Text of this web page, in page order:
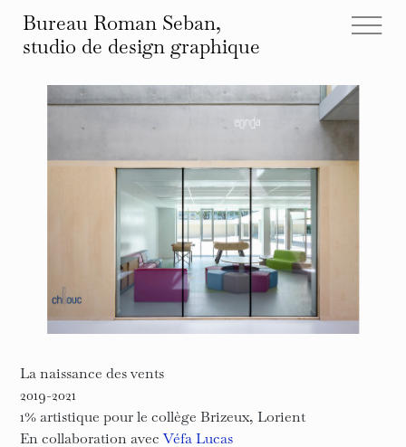
Bureau Roman Seban,
studio de design graphique
tous les projets
éditions
identités
affiches
typographies
espace
autre
infos et contact
La naissance des vents
2019-2021
1% artistique pour le collège Brizeux, Lorient
En collaboration avecVéfa Lucas